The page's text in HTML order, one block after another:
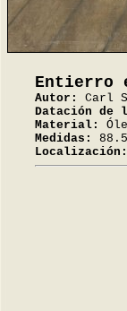
Entierro
Autor:
Carl
Datación de
Material:
Medidas:
Localización: